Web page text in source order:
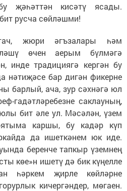
җәһәттән кисәтү ясады.
русча сөйләшми!
жюри әгъзалары һәм
өчен аерым бүлмәгә
инде традициягә кергән бу
нәтиҗәсе бар дигән фикерне
барлый, ача, зур сәхнәгә юл
гадәтләребезне саклауның,
бит әле ул. Мәсәлән, үзем
каршы, бу кадәр күп
да ишеткәнем юк иде.
беренче тапкыр үземнең
көе»н ишетү дә бик күңелле
һәркем җирле көйләрне
кичергәндер, мөгаен.